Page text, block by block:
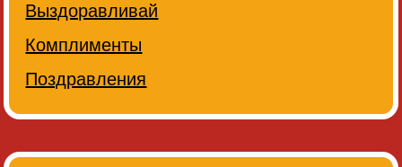
Выздоравливай
Комплименты
Поздравления